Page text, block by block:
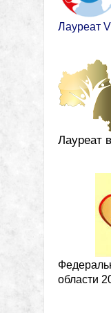
Лауреат
Лауреат
области